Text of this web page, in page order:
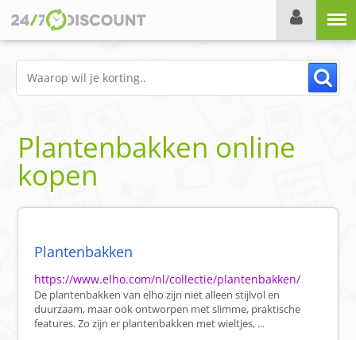
Plantenbakken online
kopen
Plantenbakken
https://www.elho.com/nl/collectie/plantenbakken/
De plantenbakken van elho zijn niet alleen stijlvol en
duurzaam, maar ook ontworpen met slimme, praktische
features. Zo zijn er plantenbakken met wieltjes, ...